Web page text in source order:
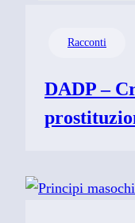
Racconti
DADP –